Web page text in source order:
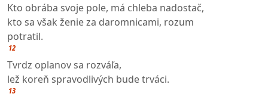
Kto obrába svoje pole, má chleba nadostač,
kto sa však ženie za daromnicami, rozum
potratil.
12
Tvrdz oplanov sa rozváľa,
lež koreň spravodlivých bude trváci.
13